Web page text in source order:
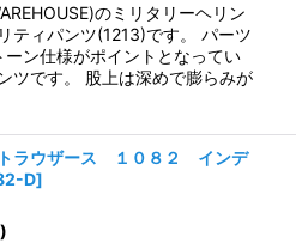
のミリタリーヘリン
ティパンツ(1213)です。 パーツ
ン仕様がポイントとなってい
ツです。 股上は深めで膨らみが
ラウザース １０８２ インデ
D]